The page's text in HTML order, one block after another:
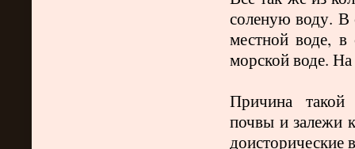
соленую воду. В
местной воде,
морской воде.
Причина такой
почвы и залежи
доисторические